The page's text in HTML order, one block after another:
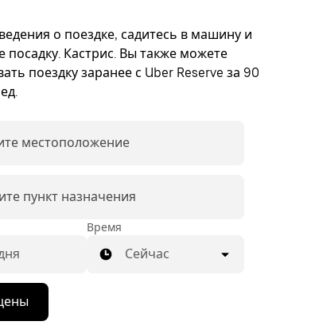
о поездке, садитесь в машину и
посадку. Кастрис. Вы также можете
поездку заранее с Uber Reserve за 90
местоположение
пункт назначения
Время
Сейчас